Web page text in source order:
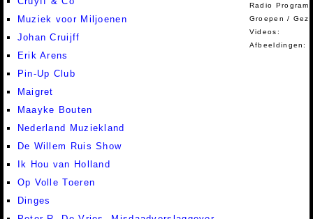
Muziek voor Miljoenen
Johan Cruijff
Erik Arens
Pin-Up Club
Maigret
Maayke Bouten
Nederland Muziekland
De Willem Ruis Show
Ik Hou van Holland
Op Volle Toeren
Dinges
Radio
Groepen /
Videos:
Afbeeldingen: